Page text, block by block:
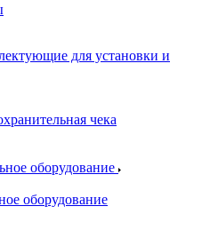
для установки и
чека
оборудование
оборудование